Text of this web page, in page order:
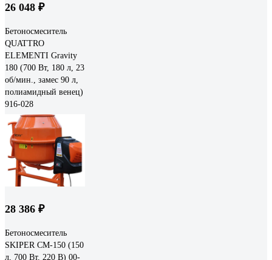
26 048 ₽
Бетоносмеситель
QUATTRO
ELEMENTI Gravity
180 (700 Вт, 180 л, 23
об/мин., замес 90 л,
полиамидный венец)
916-028
28 386 ₽
Бетоносмеситель
SKIPER CM-150 (150
л, 700 Вт, 220 В) 00-